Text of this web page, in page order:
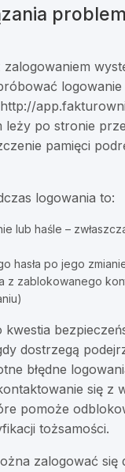
leży po stronie
pamięci
logowania to:
lub haśle –
hasła po jego
z zablokowanego
kwestia
dostrzegą
błędne
się z
pomoże
tożsamości.
zalogować się